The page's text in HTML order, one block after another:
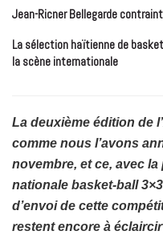
Jean-Ricner Bellegarde
La sélection haïtienne de
la scène internationale
La deuxième édition de
comme nous l’avons
novembre, et ce, avec
nationale basket-ball
d’envoi de cette
restent encore à